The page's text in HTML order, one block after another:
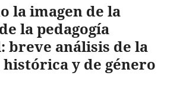
la imagen de la
la pedagogía
breve análisis de la
y de género